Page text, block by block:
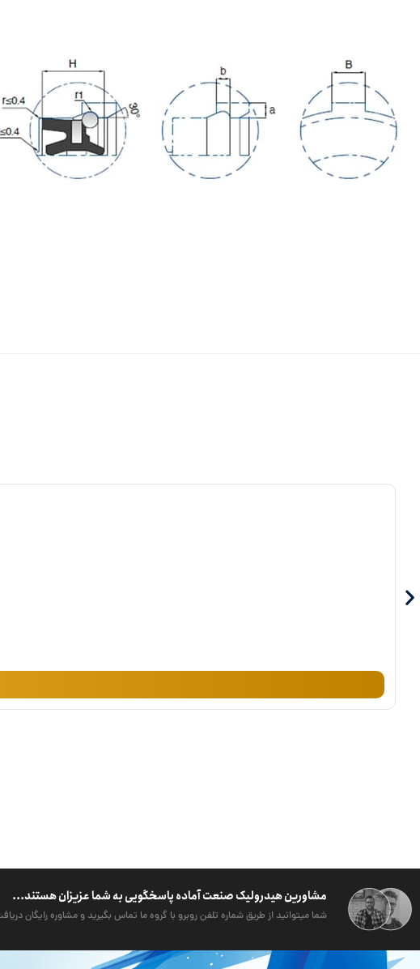
مشاورین هیدرولیک صنعت آماده پاسخگویی به شما عزیزان هستند...
شما میتوانید از طریق شماره تلفن روبرو با گروه ما تماس بگیرید و مشاوره رایگان